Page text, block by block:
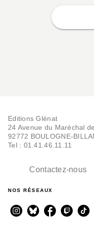
Editions Glénat
24 Avenue du Maréchal
92772 BOULOGNE-
Tel : 01.41.46.11.11
Contactez-nous
NOS RÉSEAUX